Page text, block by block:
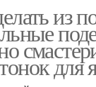
из
для